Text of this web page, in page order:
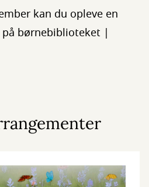
kan du opleve en
børnebiblioteket |